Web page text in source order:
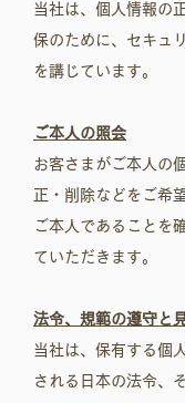
当社は、個人情報の
保のために、セキュ
を講じています。
ご本人の照会
お客さまがご本人の
正・削除などをご希
ご本人であることを
ていただきます。
法令、規範の遵守と
当社は、保有する個
される日本の法令、